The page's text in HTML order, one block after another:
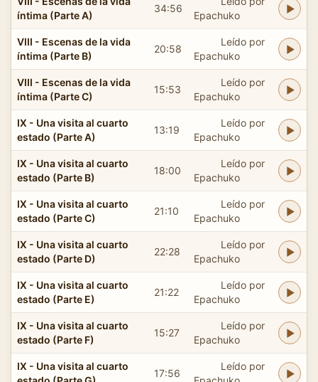
íntima (Parte A)
34:56
Epachuko
VIII - Escenas de la vida
íntima (Parte B)
20:58
Leído por
Epachuko
VIII - Escenas de la vida
íntima (Parte C)
15:53
Leído por
Epachuko
IX - Una visita al cuarto
estado (Parte A)
13:19
Leído por
Epachuko
IX - Una visita al cuarto
estado (Parte B)
18:00
Leído por
Epachuko
IX - Una visita al cuarto
estado (Parte C)
21:10
Leído por
Epachuko
IX - Una visita al cuarto
estado (Parte D)
22:28
Leído por
Epachuko
IX - Una visita al cuarto
estado (Parte E)
21:22
Leído por
Epachuko
IX - Una visita al cuarto
estado (Parte F)
15:27
Leído por
Epachuko
IX - Una visita al cuarto
17:56
Leído por